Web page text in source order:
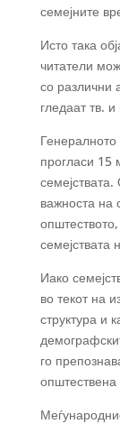
семејните
Исто така
читатели
со различни
гледаат тв.
прогласи 15
важноста на
семејствата
Иако
во текот на
структура и
го